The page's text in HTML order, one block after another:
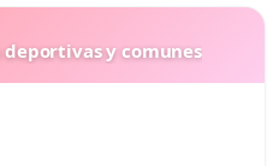
y comunes